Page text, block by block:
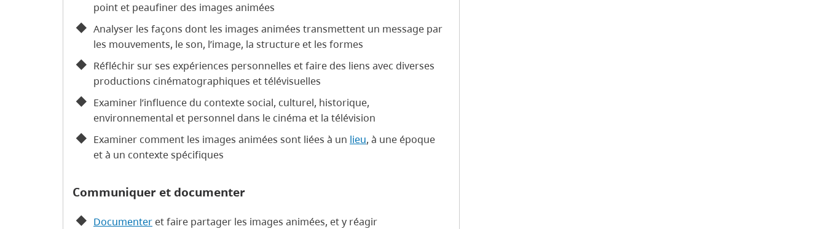
point et peaufiner des images animées
Analyser les façons dont les images animées transmettent un message par
les mouvements, le son, l’image, la structure et les formes
Réfléchir sur ses expériences personnelles et faire des liens avec diverses
productions cinématographiques et télévisuelles
Examiner l’influence du contexte social, culturel, historique,
environnemental et personnel dans le cinéma et la télévision
Examiner comment les images animées sont liées à un lieu, à une époque
et à un contexte spécifiques
Communiquer et documenter
Documenter et faire partager les images animées, et y réagir